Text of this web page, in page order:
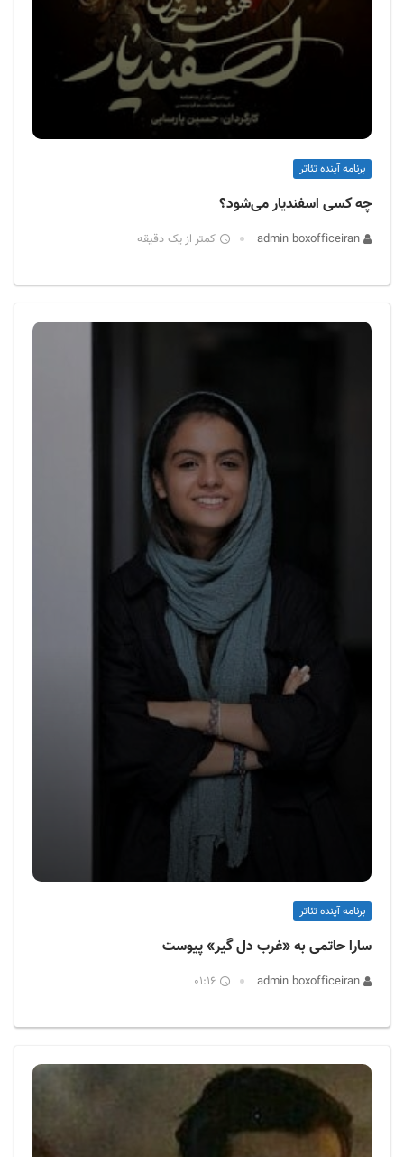
برنامه آینده تئاتر
چه کسی اسفندیار می‌شود؟
کمتر از یک دقیقه
برنامه آینده تئاتر
سارا حاتمی به «غرب دل گیر» پیوست
01:16